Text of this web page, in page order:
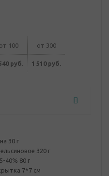
от 100 от 300
руб. 1 510 руб.
30 г
320 г
40% 80 г
7*7 см